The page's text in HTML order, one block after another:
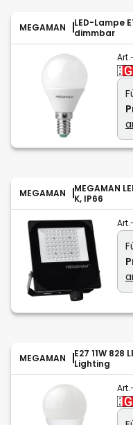
MEGAMAN
LED-Lampe
dimmbar
MEGAMAN
MEGAMAN
K, IP66
MEGAMAN
E27 11W 828
Lighting